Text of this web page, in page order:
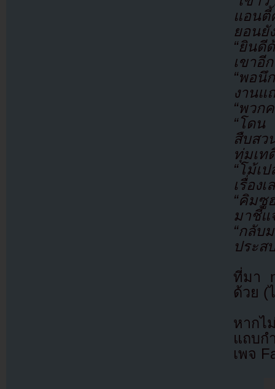
แอน
ยอนยั
“ยินดี
เขาอี
“พอนึ
งานแ
“พวก
“โดน
สืบส
ทุ่มเท
“โม้เ
เรื่องเ
“คิมซู
มาชี้แ
“กลั
ประส
ที่มา
ด้วย (
หากไ
แถบก
เพจ